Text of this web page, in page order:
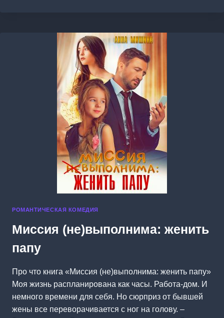
РОМАНТИЧЕСКАЯ КОМЕДИЯ
Миссия (не)выполнима: женить
папу
Про что книга «Миссия (не)выполнима: женить папу»
Моя жизнь распланирована как часы. Работа-дом. И
немного времени для себя. Но сюрприз от бывшей
жены все переворачивается с ног на голову. –